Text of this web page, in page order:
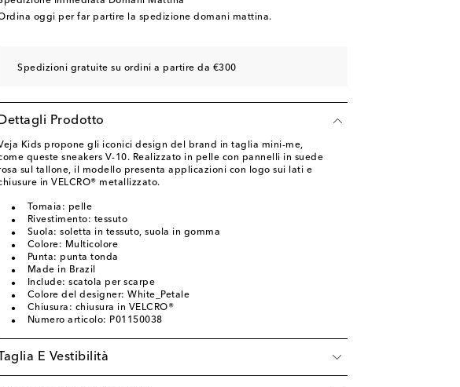
EU 35 Pochi pezzi rimasti
oggi per far partire la spedizione domani mattina.
Spedizioni gratuite su ordini a partire da €300
Dettagli Prodotto
Kids propone gli iconici design del brand in taglia mini-me,
queste sneakers V-10. Realizzato in pelle con pannelli in suede
sul tallone, il modello presenta applicazioni con logo sui lati e
in VELCRO® metallizzato.
Tomaia: pelle
Rivestimento: tessuto
Suola: soletta in tessuto, suola in gomma
Colore: Multicolore
Punta: punta tonda
Made in Brazil
Include: scatola per scarpe
Colore del designer: White_Petale
Chiusura: chiusura in VELCRO®
Numero articolo: P01150038
Taglia E Vestibilità